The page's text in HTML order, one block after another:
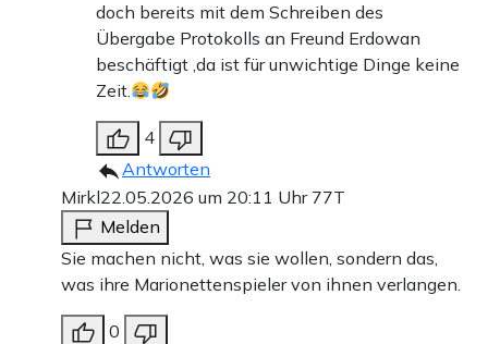
doch bereits mit dem Schreiben des
Übergabe Protokolls an Freund Erdowan
beschäftigt ,da ist für unwichtige Dinge keine
Zeit.
4
Antworten
Mirkl22.05.2026 um 20:11 Uhr 77T
Melden
Sie machen nicht, was sie wollen, sondern das,
was ihre Marionettenspieler von ihnen verlangen.
0